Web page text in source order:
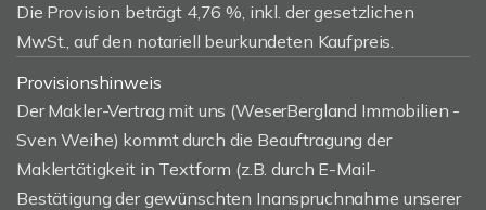
Die Provision beträgt 4,76 %, inkl. der gesetzlichen
MwSt., auf den notariell beurkundeten Kaufpreis.
Provisionshinweis
Der Makler-Vertrag mit uns (WeserBergland Immobilien -
Sven Weihe) kommt durch die Beauftragung der
Maklertätigkeit in Textform (z.B. durch E-Mail-
Bestätigung der gewünschten Inanspruchnahme unserer